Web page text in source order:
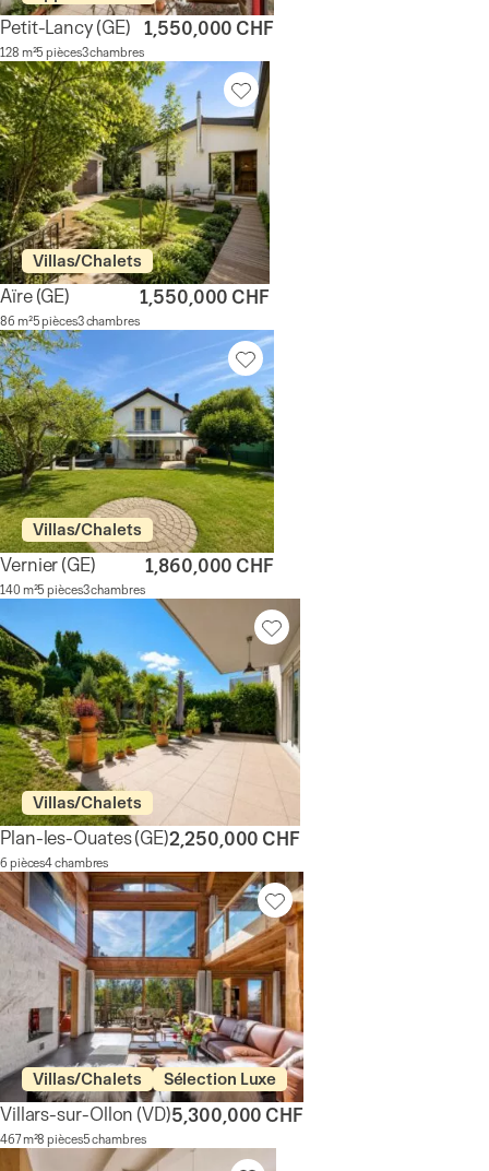
Petit-Lancy(GE)
128 m²5 pièces3 chambres
1,550,000 CHF
Villas/Chalets
Aïre (GE)
86 m²5 pièces3 chambres
1,550,000 CHF
Villas/Chalets
Vernier(GE)
140 m²5 pièces3 chambres
1,860,000 CHF
Villas/Chalets
Plan-les-Ouates(GE)
6 pièces4 chambres
2,250,000 CHF
Villas/Chalets Sélection Luxe
Villars-sur-Ollon (VD)
467 m²8 pièces5 chambres
5,300,000 CHF